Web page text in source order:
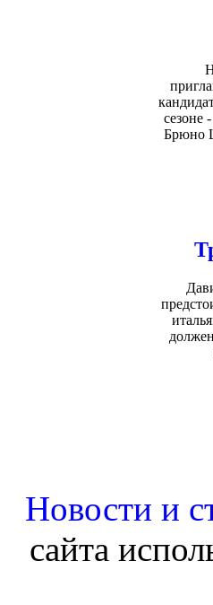
сезоне
Брюно
Новости и
сайта